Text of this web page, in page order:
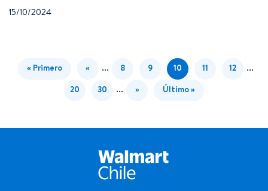
15/10/2024
« Primero « ... 8 9 10 11 12 ...
20 30 ... » Último »